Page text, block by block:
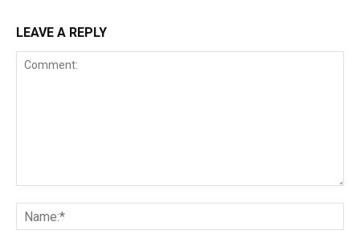
LEAVE A REPLY